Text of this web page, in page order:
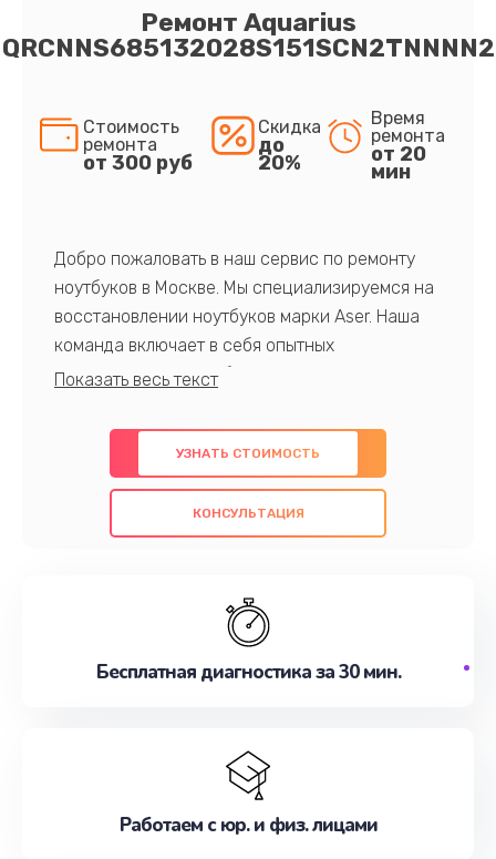
Ремонт Aquarius
QRCNNS685132028S151SCN2TNNNN2
Стоимость
ремонта
от 300 руб
Скидка
до
20%
Время
ремонта
от 20
мин
Добро пожаловать в наш сервис по ремонту
ноутбуков в Москве. Мы специализируемся на
восстановлении ноутбуков марки Aser. Наша
команда включает в себя опытных
профессионалов с обширными знаниями и
предлагаем быстрый и качественный ремонт с
использованием оригинальных компонентов, а
также гарантируем качество всех
проведенных работ. Наша цель - предоставить
наилучшим образом. Не медлите записаться на
УЗНАТЬ СТОИМОСТЬ
КОНСУЛЬТАЦИЯ
Бесплатная диагностика за 30 мин.
Работаем с юр. и физ. лицами